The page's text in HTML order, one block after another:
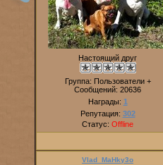
Настоящий друг
Группа: Пользователи +
Сообщений: 20636
Награды: 1
Репутация: 302
Статус: Offline
Vlad_MaHky3o